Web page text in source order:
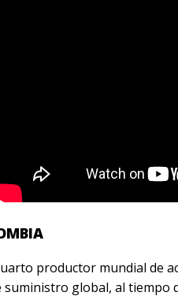
productor mundial de
global, al tiempo